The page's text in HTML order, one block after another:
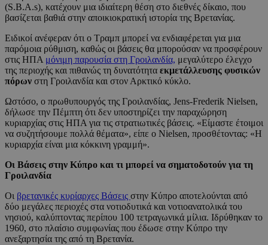
(S.B.A.s), κατέχουν μια ιδιαίτερη θέση στο διεθνές δίκαιο, που
βασίζεται βαθιά στην αποικιοκρατική ιστορία της Βρετανίας.
Ειδικοί ανέφεραν ότι ο Τραμπ μπορεί να ενδιαφέρεται για μια
παρόμοια ρύθμιση, καθώς οι βάσεις θα μπορούσαν να προσφέρουν
στις ΗΠΑ μόνιμη παρουσία στη Γροιλανδία, μεγαλύτερο έλεγχο
της περιοχής και πιθανώς τη δυνατότητα εκμετάλλευσης φυσικών
πόρων στη Γροιλανδία και στον Αρκτικό κύκλο.
Ωστόσο, ο πρωθυπουργός της Γροιλανδίας, Jens-Frederik Nielsen,
δήλωσε την Πέμπτη ότι δεν υποστηρίζει την παραχώρηση
κυριαρχίας στις ΗΠΑ για τις στρατιωτικές βάσεις. «Είμαστε έτοιμοι
να συζητήσουμε πολλά θέματα», είπε ο Nielsen, προσθέτοντας: «Η
κυριαρχία είναι μια κόκκινη γραμμή».
Οι Βάσεις στην Κύπρο και τι μπορεί να σηματοδοτούν για τη
Γροιλανδία
Οι βρετανικές κυρίαρχες Βάσεις στην Κύπρο αποτελούνται από
δύο μεγάλες περιοχές στα νοτιοδυτικά και νοτιοανατολικά του
νησιού, καλύπτοντας περίπου 100 τετραγωνικά μίλια. Ιδρύθηκαν το
1960, στο πλαίσιο συμφωνίας που έδωσε στην Κύπρο την
ανεξαρτησία της από τη Βρετανία.